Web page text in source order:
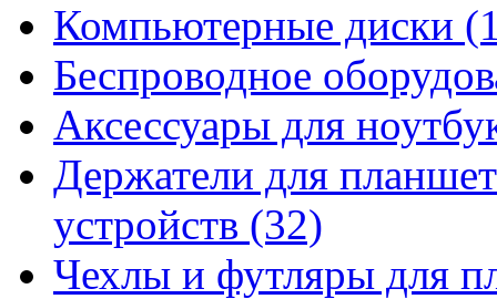
Компьютерные диски
Беспроводное
Аксессуары для
Держатели для
устройств (32)
Чехлы и футляры для